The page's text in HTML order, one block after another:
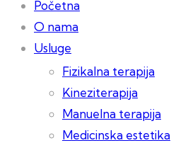
Početna
O nama
Usluge
Fizikalna terapija
Kineziterapija
Manuelna terapija
Medicinska estetika